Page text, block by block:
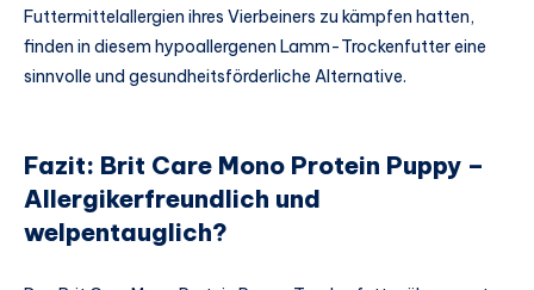
Futtermittelallergien ihres Vierbeiners zu kämpfen hatten,
finden in diesem hypoallergenen Lamm-Trockenfutter eine
sinnvolle und gesundheitsförderliche Alternative.
Fazit: Brit Care Mono Protein Puppy –
Allergikerfreundlich und
welpentauglich?